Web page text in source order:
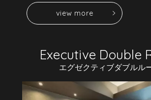
view more
エグゼクティブダブルル